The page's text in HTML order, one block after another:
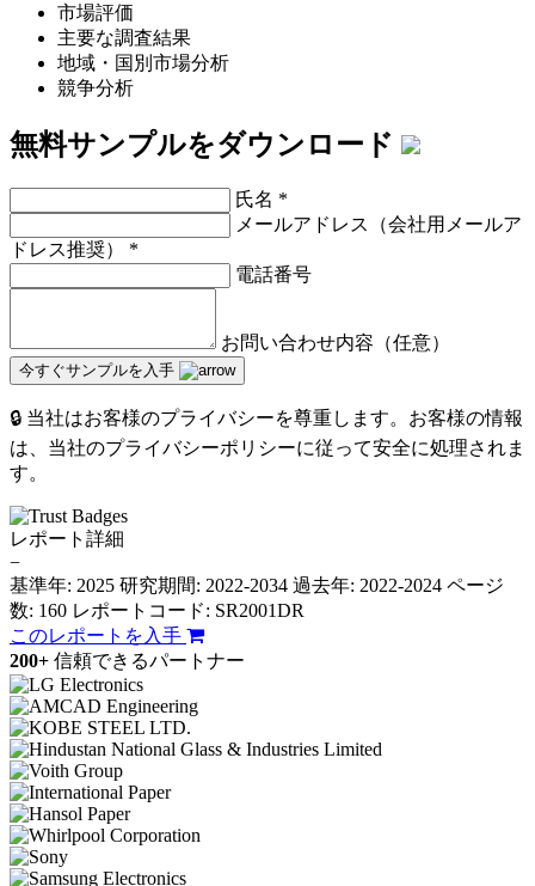
市場評価
主要な調査結果
地域・国別市場分析
競争分析
無料サンプルをダウンロード
氏名 *
メールアドレス（会社用メールア
ドレス推奨） *
電話番号
お問い合わせ内容（任意）
今すぐサンプルを入手
🔒 当社はお客様のプライバシーを尊重します。お客様の情報
は、当社のプライバシーポリシーに従って安全に処理されま
す。
レポート詳細
−
基準年: 2025 研究期間: 2022-2034 過去年: 2022-2024 ページ
数: 160 レポートコード: SR2001DR
このレポートを入手
200+ 信頼できるパートナー